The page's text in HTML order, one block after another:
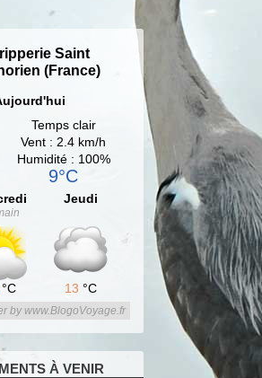
Saint
(France)
Temps clair
Vent : 2.4 km/h
Humidité : 100%
9°C
°C
Jeudi
13 °C
by www.BlogoVoyage.fr
À VENIR